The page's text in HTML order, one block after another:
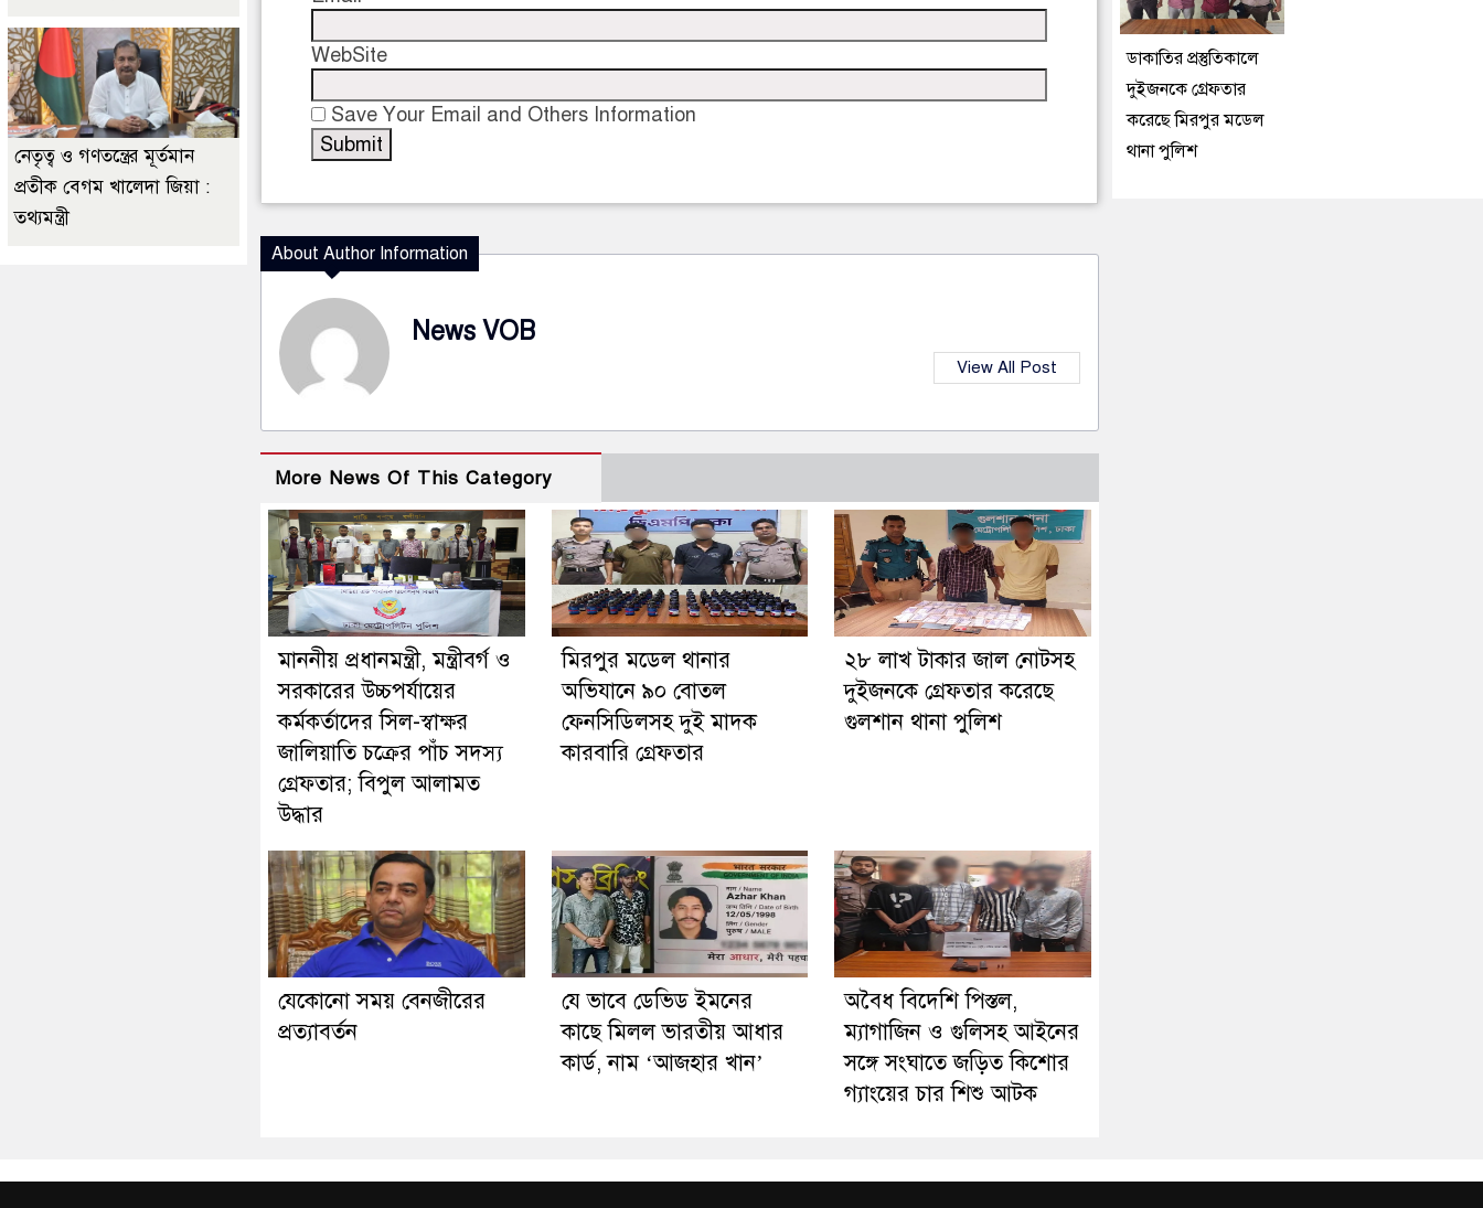
WebSite
Save Your Email and Others Information
About Author Information
News VOB
View All Post
More News Of This Category
মাননীয় প্রধানমন্ত্রী, মন্ত্রীবর্গ ও
সরকারের উচ্চপর্যায়ের
কর্মকর্তাদের সিল-স্বাক্ষর
জালিয়াতি চক্রের পাঁচ সদস্য
গ্রেফতার; বিপুল আলামত
উদ্ধার
মিরপুর মডেল থানার
অভিযানে ৯০ বোতল
ফেনসিডিলসহ দুই মাদক
কারবারি গ্রেফতার
২৮ লাখ টাকার জাল নোটসহ
দুইজনকে গ্রেফতার করেছে
গুলশান থানা পুলিশ
যেকোনো সময় বেনজীরের
প্রত্যাবর্তন
যে ভাবে ডেভিড ইমনের
কাছে মিলল ভারতীয় আধার
কার্ড, নাম ‘আজহার খান’
অবৈধ বিদেশি পিস্তল,
ম্যাগাজিন ও গুলিসহ আইনের
সঙ্গে সংঘাতে জড়িত কিশোর
গ্যাংয়ের চার শিশু আটক
নেতৃত্ব ও গণতন্ত্রের মূর্তমান
প্রতীক বেগম খালেদা জিয়া :
তথ্যমন্ত্রী
ডাকাতির প্রস্তুতিকালে
দুইজনকে গ্রেফতার
করেছে মিরপুর মডেল
থানা পুলিশ